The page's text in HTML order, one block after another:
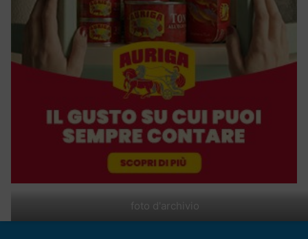
foto d'archivio